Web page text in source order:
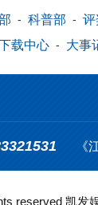
- 科普部 - 评
载中心 - 大事
《
reserved 凯发